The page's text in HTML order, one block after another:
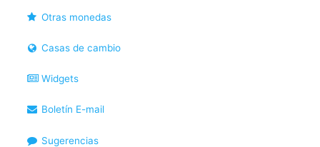
Otras monedas
Casas de cambio
Widgets
Boletín E-mail
Sugerencias